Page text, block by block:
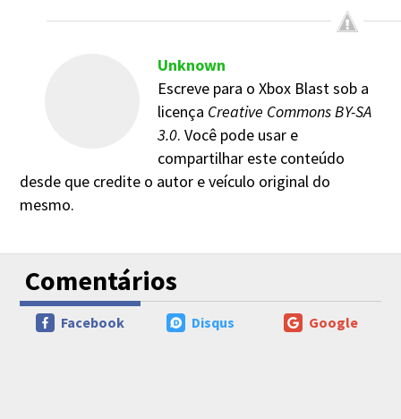
Unknown
Escreve para o Xbox Blast sob a
licença Creative Commons BY-SA
3.0. Você pode usar e
compartilhar este conteúdo
desde que credite o autor e veículo original do
mesmo.
Comentários
Google
Disqus
Facebook